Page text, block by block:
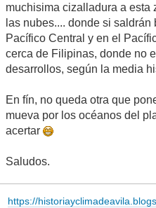
muchisima cizalladura a esta
las nubes.... donde si saldrán
Pacífico Central y en el
cerca de Filipinas, donde no
desarrollos, según la media
En fín, no queda otra que
mueva por los océanos del
acertar
Saludos.
https://